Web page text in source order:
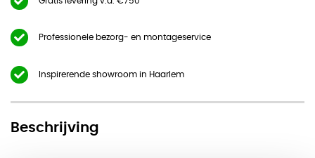
Professionele bezorg- en montageservice
Inspirerende showroom in Haarlem
Beschrijving